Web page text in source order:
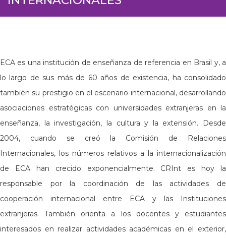
ECA es una institución de enseñanza de referencia en Brasil y, a
lo largo de sus más de 60 años de existencia, ha consolidado
también su prestigio en el escenario internacional, desarrollando
asociaciones estratégicas con universidades extranjeras en la
enseñanza, la investigación, la cultura y la extensión. Desde
2004, cuando se creó la Comisión de Relaciones
Internacionales, los números relativos a la internacionalización
de ECA han crecido exponencialmente. CRInt es hoy la
responsable por la coordinación de las actividades de
cooperación internacional entre ECA y las Instituciones
extranjeras. También orienta a los docentes y estudiantes
interesados en realizar actividades académicas en el exterior,